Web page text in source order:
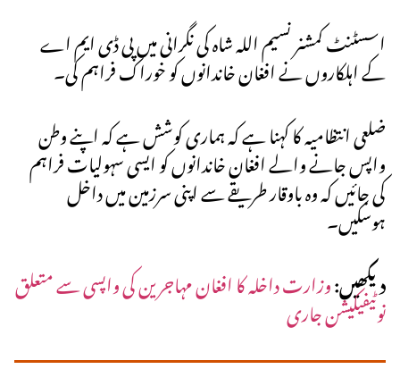
اسسٹنٹ کمشنر نسیم اللہ شاہ کی نگرانی میں پی ڈی ایم اے
کے اہلکاروں نے افغان خاندانوں کو خوراک فراہم کی۔
ضلعی انتظامیہ کا کہنا ہے کہ ہماری کوشش ہے کہ اپنے وطن
واپس جانے والے افغان خاندانوں کو ایسی سہولیات فراہم
کی جائیں کہ وہ باوقار طریقے سے اپنی سرزمین میں داخل
ہوسکیں۔
دیکھیں:وزارت داخلہ کا افغان مہاجرین کی واپسی سے متعلق
نوٹیفیکیشن جاری